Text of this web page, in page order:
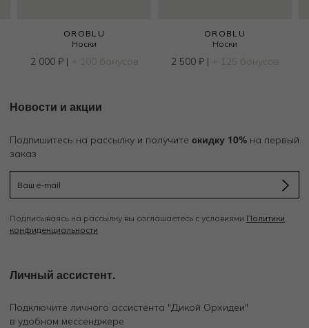
OROBLU
Носки
2 000 ₽| + 100 бонусов
OROBLU
Носки
2 500 ₽| + 125 бонусов
Новости и акции
Подпишитесь на рассылку и получите скидку 10% на первый
заказ
Подписываясь на рассылку вы соглашаетесь с условиями Политики
конфиденциальности
Личный ассистент.
Подключите личного ассистента "Дикой Орхидеи"
в удобном мессенджере